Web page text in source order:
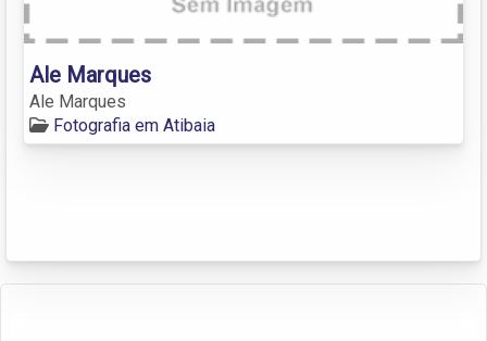
Ale Marques
Ale Marques
Fotografia em Atibaia